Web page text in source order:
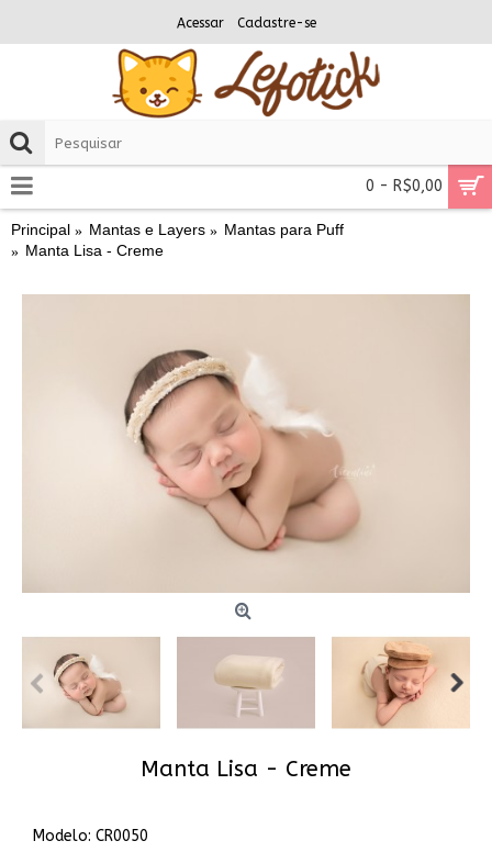
Acessar Cadastre-se
0 - R$0,00
Principal Mantas e Layers
Mantas para Puff
Manta Lisa - Creme
Manta Lisa - Creme
Modelo: CR0050